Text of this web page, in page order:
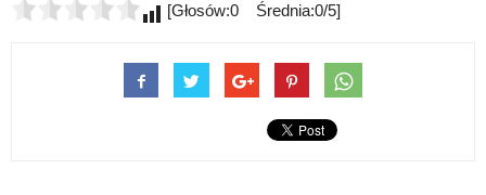
[Głosów:0 Średnia:0/5]